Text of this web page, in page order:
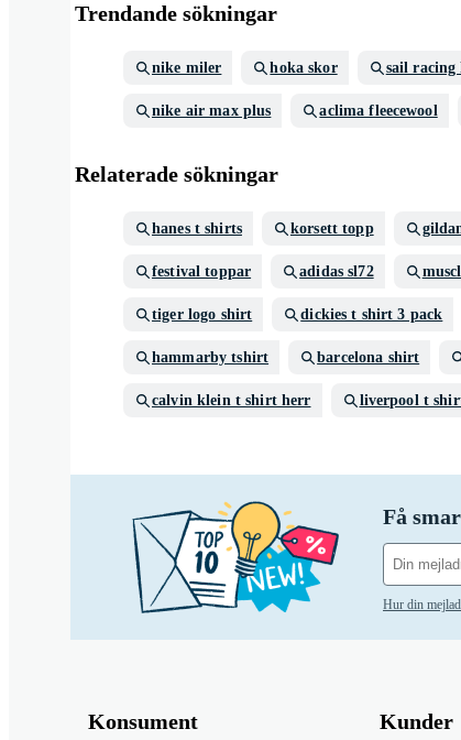
Trendande sökningar
nike miler hoka skor sail racing
nike air max plus aclima fleecewool
Relaterade sökningar
hanes t shirts korsett topp
festival toppar adidas sl72
tiger logo shirt dickies t shirt 3 pack
hammarby tshirt barcelona shirt
calvin klein t shirt herr liverpool t
Få
Hur din
Konsument Kunder